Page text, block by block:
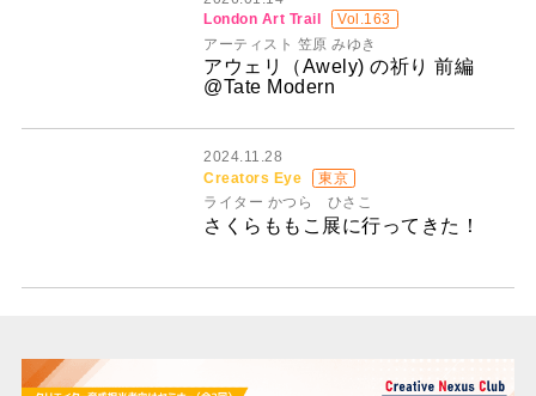
London Art Trail
Vol.163
アーティスト 笠原 みゆき
アウェリ（Awely) の祈り 前編
@Tate Modern
2024.11.28
Creators Eye
東京
ライター かつら ひさこ
さくらももこ展に行ってきた！